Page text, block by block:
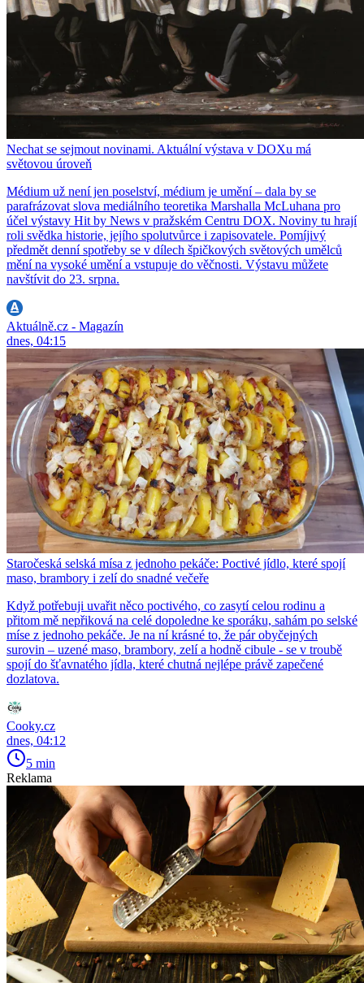
Nechat se sejmout novinami. Aktuální výstava v DOXu má
světovou úroveň
Médium už není jen poselství, médium je umění – dala by se
parafrázovat slova mediálního teoretika Marshalla McLuhana pro
účel výstavy Hit by News v pražském Centru DOX. Noviny tu hrají
roli svědka historie, jejího spolutvůrce i zapisovatele. Pomíjivý
předmět denní spotřeby se v dílech špičkových světových umělců
mění na vysoké umění a vstupuje do věčnosti. Výstavu můžete
navštívit do 23. srpna.
Aktuálně.cz - Magazín
dnes, 04:15
Staročeská selská mísa z jednoho pekáče: Poctivé jídlo, které spojí
maso, brambory i zelí do snadné večeře
Když potřebuji uvařit něco poctivého, co zasytí celou rodinu a
přitom mě nepřiková na celé dopoledne ke sporáku, sahám po selské
míse z jednoho pekáče. Je na ní krásné to, že pár obyčejných
surovin – uzené maso, brambory, zelí a hodně cibule - se v troubě
spojí do šťavnatého jídla, které chutná nejlépe právě zapečené
dozlatova.
Cooky.cz
dnes, 04:12
5 min
Reklama